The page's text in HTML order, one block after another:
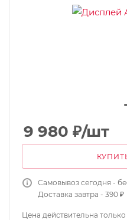
9 980 ₽/шт
Самовывоз сегодня -
Доставка завтра - 390 ₽
Цена действительна